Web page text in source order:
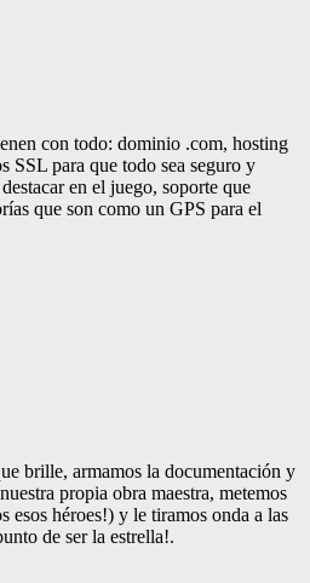
con todo: dominio .com, hosting
SSL para que todo sea seguro y
en el juego, soporte que
que son como un GPS para el
brille, armamos la documentación y
propia obra maestra, metemos
esos héroes!) y le tiramos onda a las
de ser la estrella!.